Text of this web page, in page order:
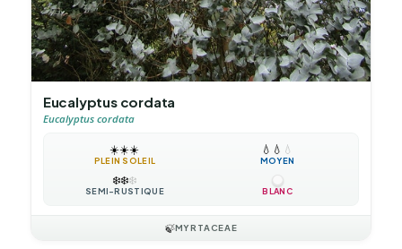
Eucalyptus cordata
Eucalyptus cordata
☀️☀️☀️
PLEIN SOLEIL
💧 💧 💧
MOYEN
❄️❄️❄️
SEMI-RUSTIQUE BLANC
🍃MYRTACEAE